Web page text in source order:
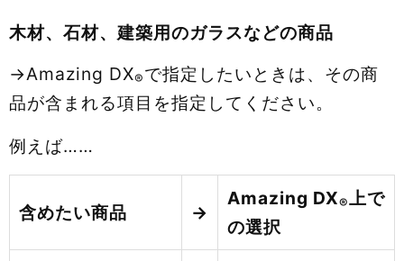
木材、石材、建築用のガラスなどの商品
→Amazing DX®で指定したいときは、その商
品が含まれる項目を指定してください。
例えば……
含めたい商品 →
Amazing DX®上で
の選択